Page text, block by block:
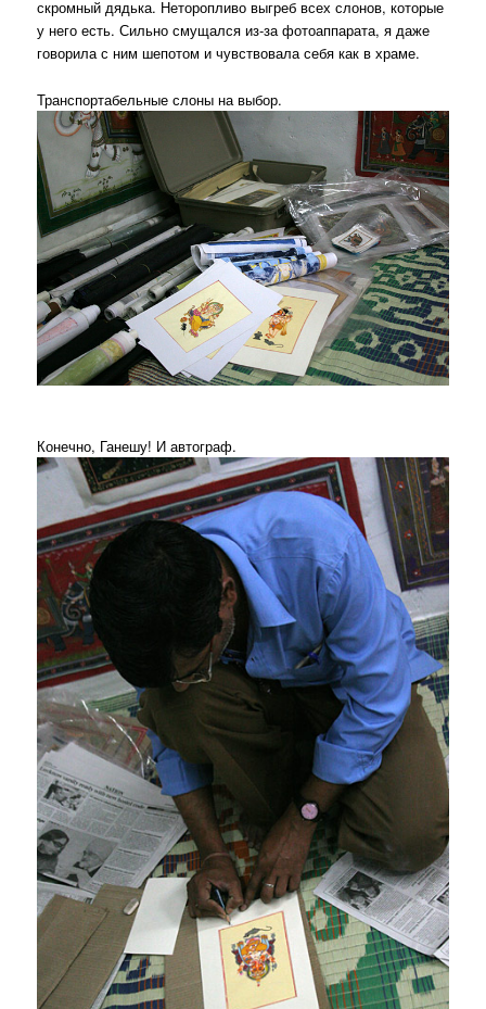
скромный дядька. Неторопливо выгреб всех слонов, которые
у него есть. Сильно смущался из-за фотоаппарата, я даже
говорила с ним шепотом и чувствовала себя как в храме.
Транспортабельные слоны на выбор.
Конечно, Ганешу! И автограф.